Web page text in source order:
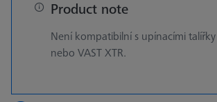
Product note
Není kompatibilní s upínacími talířky
nebo VAST XTR.